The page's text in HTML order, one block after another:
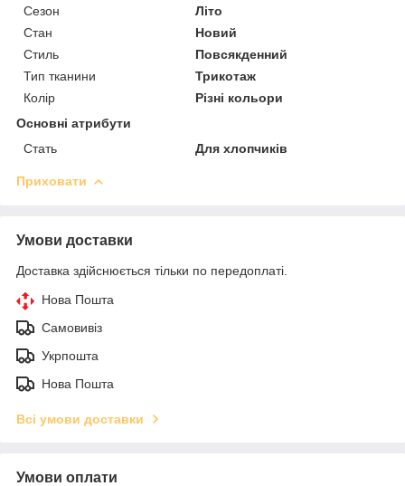
Сезон
Літо
Стан
Новий
Стиль
Повсякденний
Тип тканини
Трикотаж
Колір
Різні кольори
Основні атрибути
Стать
Для хлопчиків
Приховати
Умови доставки
Доставка здійснюється тільки по передоплаті.
Нова Пошта
Самовивіз
Укрпошта
Нова Пошта
Всі умови доставки
Умови оплати